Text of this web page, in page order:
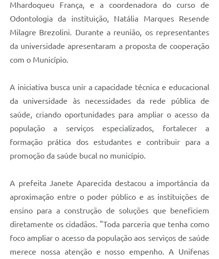
Mhardoqueu França, e a coordenadora do curso de
Odontologia da instituição, Natália Marques Resende
Milagre Brezolini. Durante a reunião, os representantes
da universidade apresentaram a proposta de cooperação
com o Município.
A iniciativa busca unir a capacidade técnica e educacional
da universidade às necessidades da rede pública de
saúde, criando oportunidades para ampliar o acesso da
população a serviços especializados, fortalecer a
formação prática dos estudantes e contribuir para a
promoção da saúde bucal no município.
A prefeita Janete Aparecida destacou a importância da
aproximação entre o poder público e as instituições de
ensino para a construção de soluções que beneficiem
diretamente os cidadãos. "Toda parceria que tenha como
foco ampliar o acesso da população aos serviços de saúde
merece nossa atenção e nosso empenho. A Unifenas